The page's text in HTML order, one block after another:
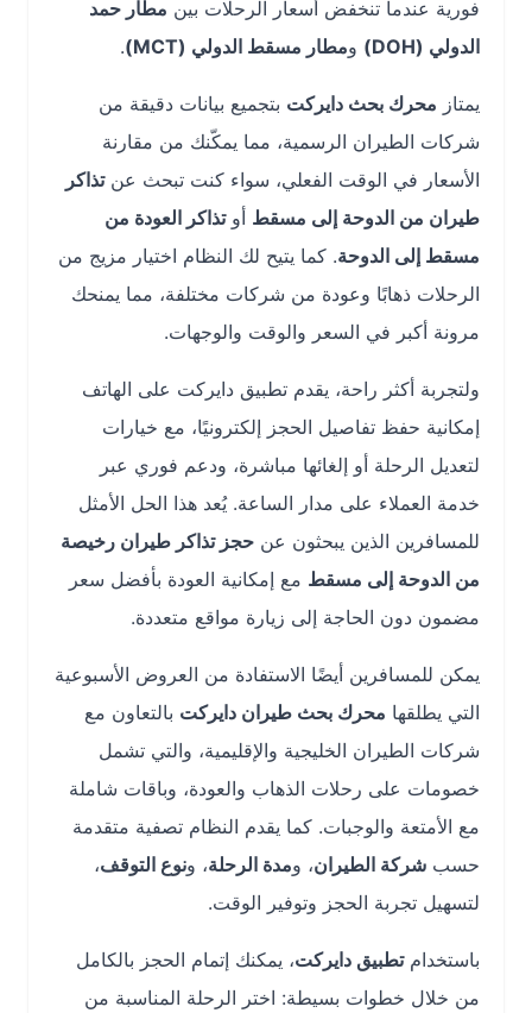
فورية عندما تنخفض أسعار الرحلات بينمطار حمد
الدولي (DOH)
ومطار مسقط الدولي (MCT) .
محرك بحث دايركتبتجميع بيانات دقيقة من
شركات الطيران الرسمية، مما يمكّنك من مقارنة
الأسعار في الوقت الفعلي، سواء كنت تبحث عنتذاكر
طيران من الدوحة إلى مسقطأوتذاكر العودة من
مسقط إلى الدوحة. كما يتيح لك النظام اختيار مزيج من
الرحلات ذهابًا وعودة من شركات مختلفة، مما يمنحك
مرونة أكبر في السعر والوقت والوجهات.
ولتجربة أكثر راحة، يقدم تطبيق دايركت على الهاتف
إمكانية حفظ تفاصيل الحجز إلكترونيًا، مع خيارات
لتعديل الرحلة أو إلغائها مباشرة، ودعم فوري عبر
خدمة العملاء على مدار الساعة. يُعد هذا الحل الأمثل
للمسافرين الذين يبحثون عنحجز تذاكر طيران رخيصة
من الدوحة إلى مسقطمع إمكانية العودة بأفضل سعر
مضمون دون الحاجة إلى زيارة مواقع متعددة.
يمكن للمسافرين أيضًا الاستفادة من العروض الأسبوعية
التي يطلقهامحرك بحث طيران دايركتبالتعاون مع
شركات الطيران الخليجية والإقليمية، والتي تشمل
خصومات على رحلات الذهاب والعودة، وباقات شاملة
مع الأمتعة والوجبات. كما يقدم النظام تصفية متقدمة
حسبشركة الطيران، ومدة الرحلة، ونوع التوقف،
لتسهيل تجربة الحجز وتوفير الوقت.
باستخدامتطبيق دايركت، يمكنك إتمام الحجز بالكامل
من خلال خطوات بسيطة: اختر الرحلة المناسبة من